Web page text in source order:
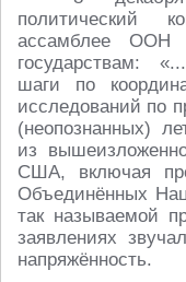
политический
ассамблее ООН
государствам:
шаги по
исследований по
(неопознанных)
из
США, включая
Объединённых
так называемой
заявлениях
напряжённость.